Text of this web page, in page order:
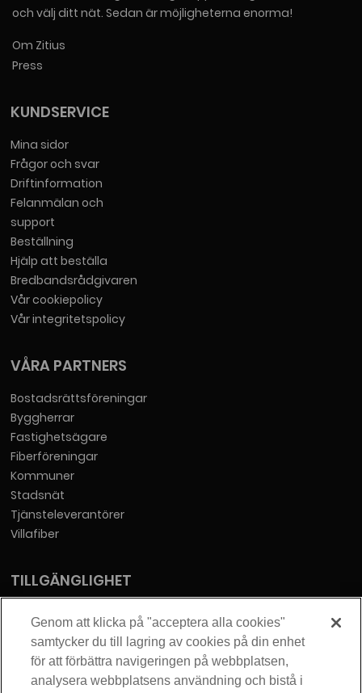
och välj ditt nät. Sedan är möjligheterna enorma!
Om Zitius
Press
KUNDSERVICE
Mina sidor
Frågor och svar
Driftinformation
Felanmälan och
support
Beställning
Hjälp att beställa
Bredbandsrådgivaren
Vår cookiepolicy
Vår integritetspolicy
VÅRA PARTNERS
Bostadsrättsföreningar
Byggherrar
Fastighetsägare
Fiberföreningar
Kommuner
Stadsnät
Tjänsteleverantörer
Villafiber
TILLGÄNGLIGHET
Tillgänglighetsredogörelse
KONTAKT
Telia Sverige AB
Genom att klicka på "acceptera alla cookies"
samtycker du till lagring av cookies på din enhet
för att förbättra navigeringen på webbplatsen,
analysera webbplatsens användning och bistå i